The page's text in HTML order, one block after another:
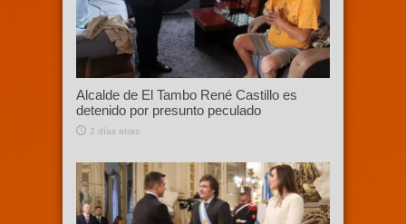
Alcalde de El Tambo René Castillo es
detenido por presunto peculado
2 días atras